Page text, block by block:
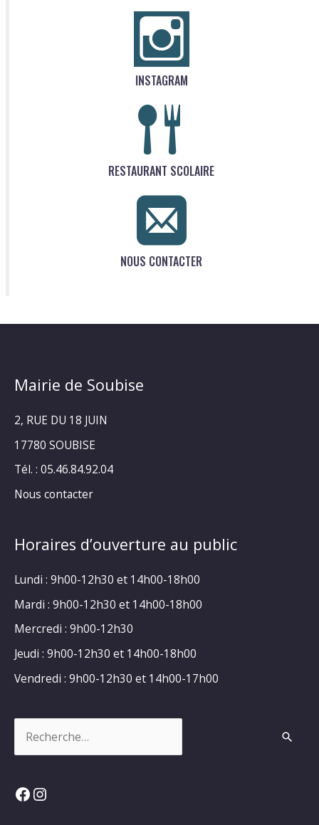
INSTAGRAM
RESTAURANT SCOLAIRE
NOUS CONTACTER
Mairie de Soubise
2, RUE DU 18 JUIN
17780 SOUBISE
Tél. : 05.46.84.92.04
Nous contacter
Horaires d’ouverture au public
Lundi : 9h00-12h30 et 14h00-18h00
Mardi : 9h00-12h30 et 14h00-18h00
Mercredi : 9h00-12h30
Jeudi : 9h00-12h30 et 14h00-18h00
Vendredi : 9h00-12h30 et 14h00-17h00
Facebook
Instagram